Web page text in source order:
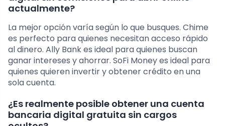
actualmente?
La mejor opción varía según lo que busques. Chime
es perfecto para quienes necesitan acceso rápido
al dinero. Ally Bank es ideal para quienes buscan
ganar intereses y ahorrar. SoFi Money es ideal para
quienes quieren invertir y obtener crédito en una
sola cuenta.
¿Es realmente posible obtener una cuenta
bancaria digital gratuita sin cargos